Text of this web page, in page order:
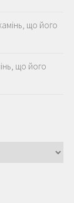
що його
що його